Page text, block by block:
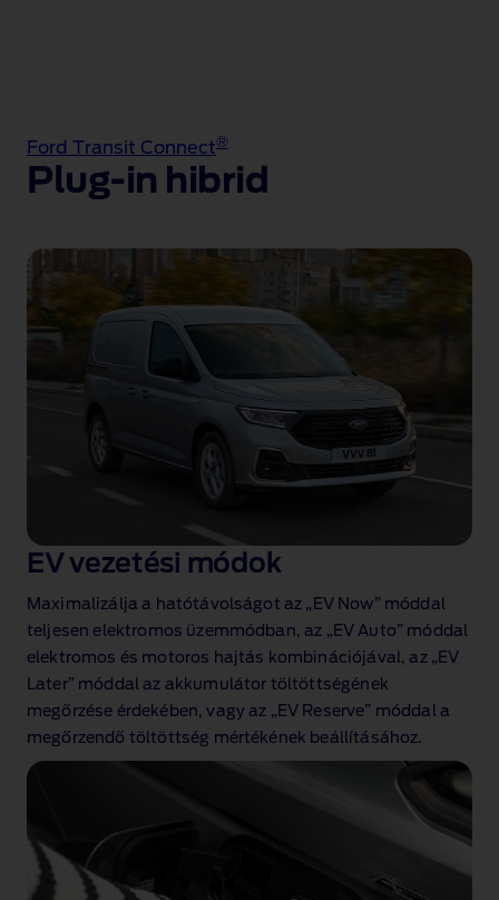
Ford Transit Connect®
Plug-in hibrid
EV vezetési módok
Maximalizálja a hatótávolságot az „EV Now” móddal
teljesen elektromos üzemmódban, az „EV Auto” móddal
elektromos és motoros hajtás kombinációjával, az „EV
Later” móddal az akkumulátor töltöttségének
megőrzése érdekében, vagy az „EV Reserve” móddal a
megőrzendő töltöttség mértékének beállításához.